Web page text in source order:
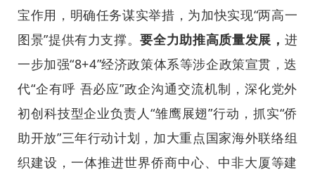
宝作用，明确任务谋实举措，为加快实现“两高一
图景”提供有力支撑。要全力助推高质量发展， 进
一步加强“8+4”经济政策体系等涉企政策宣贯，迭
代“企有呼 吾必应”政企沟通交流机制，深化党外
初创科技型企业负责人“雏鹰展翅”行动，抓实“侨
助开放”三年行动计划，加大重点国家海外联络组
织建设，一体推进世界侨商中心、中非大厦等建